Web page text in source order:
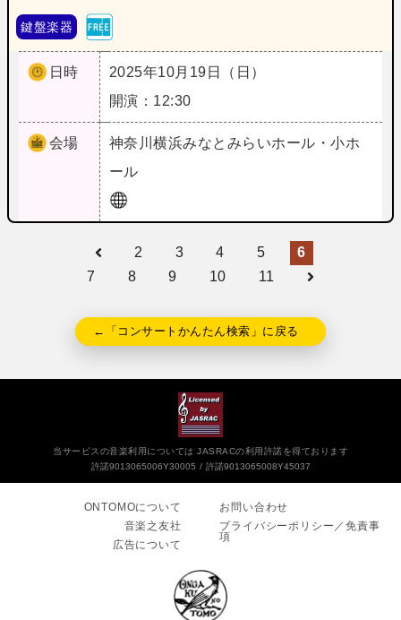
鍵盤楽器
日時
2025年10月19日（日）
開演：12:30
会場 神奈川横浜みなとみらいホール・小ホ
ール
2 3 4 5
6
7
8 9 10 11
←「コンサートかんたん検索」に戻る
当サービスの音楽利用については JASRACの利用許諾を得ております
許諾9013065006Y30005
許諾9013065008Y45037
ONTOMOについて
音楽之友社
広告について
お問い合わせ
プライバシーポリシー／免責事
項